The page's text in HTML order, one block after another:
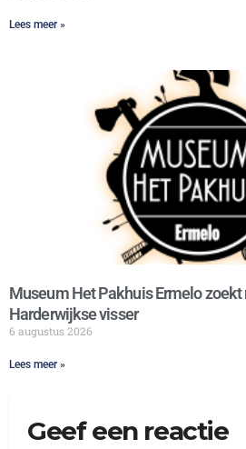
Lees meer »
Museum Het Pakhuis Ermelo zoekt
Harderwijkse visser
6 augustus 2026
Lees meer »
Geef een reactie